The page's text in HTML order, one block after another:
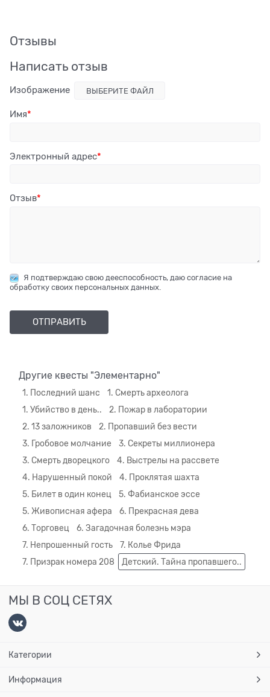
Отзывы
Написать отзыв
Изображение ВЫБЕРИТЕ ФАЙЛ
Имя
Электронный адрес
Отзыв
Я подтверждаю свою дееспособность, даю согласие на
обработку своих персональных данных.
Другие квесты "Элементарно"
1. Последний шанс
1. Смерть археолога
1. Убийство в день..
2. Пожар в лаборатории
2. 13 заложников
2. Пропавший без вести
3. Гробовое молчание
3. Секреты миллионера
3. Смерть дворецкого
4. Выстрелы на рассвете
4. Нарушенный покой
4. Проклятая шахта
5. Билет в один конец
5. Фабианское эссе
5. Живописная афера
6. Прекрасная дева
6. Торговец
6. Загадочная болезнь мэра
7. Непрошенный гость
7. Колье Фрида
7. Призрак номера 208
Детский. Тайна пропавшего..
МЫ В СОЦ СЕТЯХ
Категории
Информация